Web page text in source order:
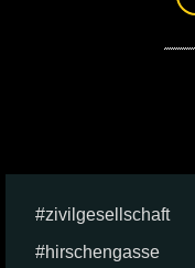
zivilgesellschaft
hirschengasse